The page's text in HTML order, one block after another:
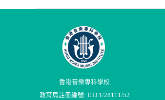
香港音樂專科學校
教育局註冊編號: E.D.1/28111/52